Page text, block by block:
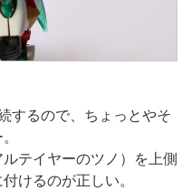
するので、ちょっとやそ
テイヤーのツノ）を上側
けるのが正しい。